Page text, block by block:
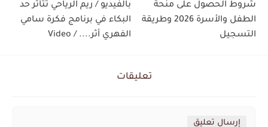
شروط الحصول على منحة
الطفل والأسرة 2026 وطريقة
التسجيل
بالفيديو / ريم الرياحي تتأثر حد
البكاء في برنامج فكرة سامي
الفهري أثر.... / Video
تعليقات
إرسال تعليق